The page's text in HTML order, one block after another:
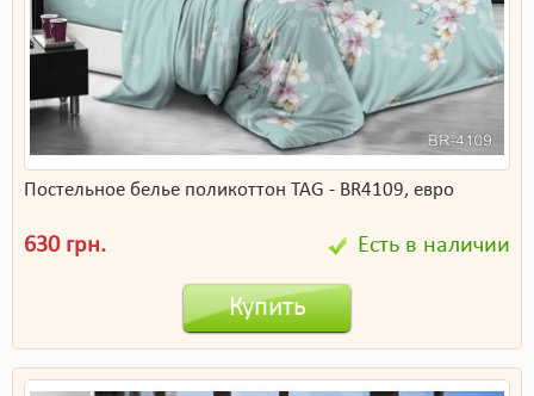
Постельное белье поликоттон TAG - BR4109, евро
630 грн. Есть в наличии
Купить